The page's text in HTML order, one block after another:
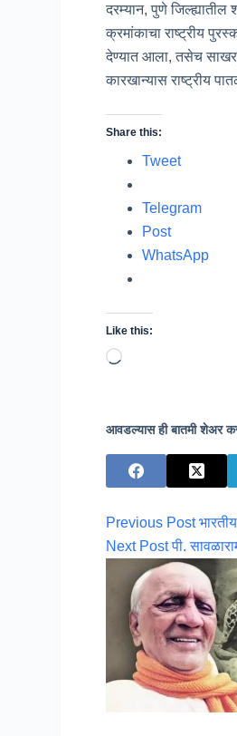
दरम्यान, पुणे
क्रमांकाचा राष्ट्रीय
देण्यात आला, तसेच साखर,
कारखान्यास राष्ट्रीय
Share this:
Tweet
Telegram
Post
WhatsApp
Like this:
Loading…
आवडल्यास ही बातमी शेअर
Previous Post
Next Post पी.